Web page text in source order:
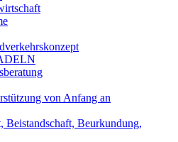
von Anfang an
Beistandschaft, Beurkundung,